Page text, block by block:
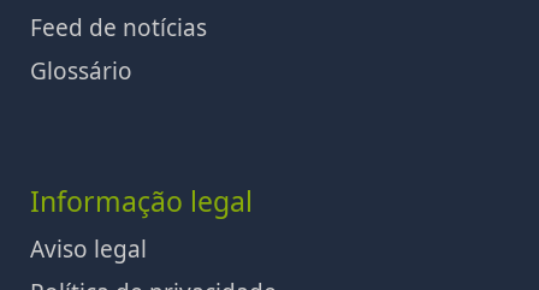
Feed de notícias
Glossário
Informação legal
Aviso legal